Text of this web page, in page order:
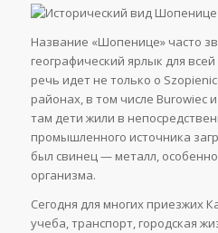
Название «Шопенице» часто
географический ярлык для
речь идет не только о
районах, в том числе Burowiec
там дети жили в
промышленного источника
был свинец — металл,
организма.
Сегодня для многих приезжих
учеба, транспорт, городская